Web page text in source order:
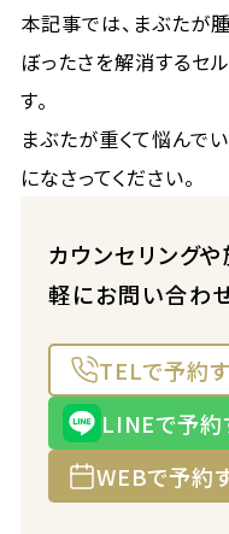
本記事では、まぶたが
ぼったさを解消するセ
す。
まぶたが重くて悩んで
になさってください。
カウンセリング
軽にお問い合わせ
TELで予約
LINEで予約
WEBで予約